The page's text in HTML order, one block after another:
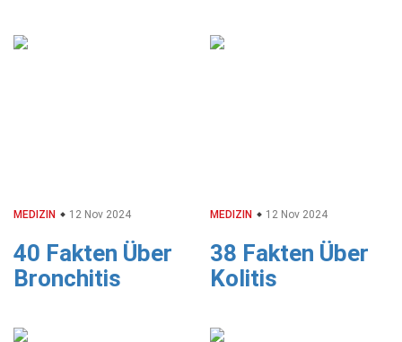
MEDIZIN 12 Nov 2024
40 Fakten Über
Bronchitis
MEDIZIN 12 Nov 2024
38 Fakten Über
Kolitis